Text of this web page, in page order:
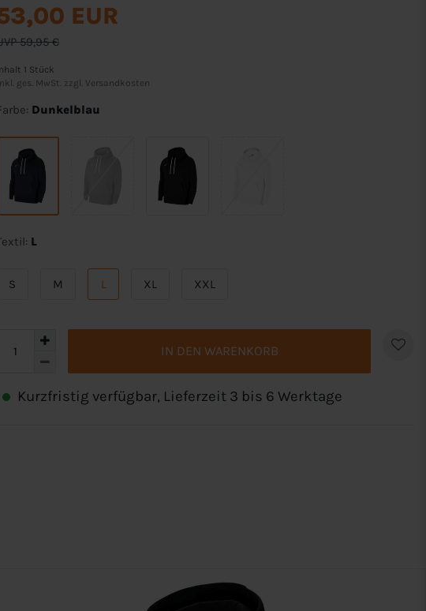
59,95 €
EUR
1 Stück
ges. MwSt. zzgl.
Versandkosten
Dunkelblau
L
S M L XL XXL
IN DEN WARENKORB
Kurzfristig verfügbar, Lieferzeit 3 bis 6 Werktage